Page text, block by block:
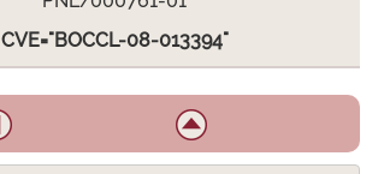
CVE="BOCCL-08-013394"